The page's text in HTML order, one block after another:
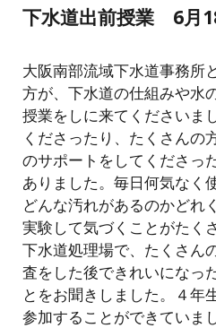
下水道出前授業 6月
大阪南部流域下水道事務所
方が、下水道の仕組みや水
授業をしに来てくださいま
くださったり、たくさんの
のサポートをしてくださっ
ありました。毎日何気なく
どんな汚れがあるのかどれ
実験して気づくことがたく
下水道処理場で、たくさん
査をした後できれいになっ
とをお聞きしました。４年
参加することができていま